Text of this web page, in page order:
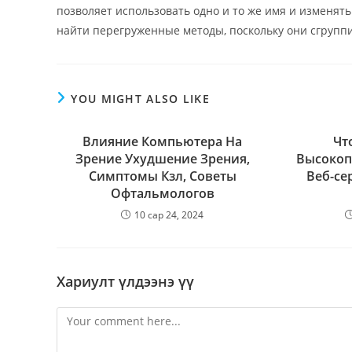
позволяет использовать одно и то же имя и
найти перегруженные методы, поскольку они
YOU MIGHT ALSO LIKE
Влияние Компьютера На
Зрение Ухудшение Зрения,
Симптомы Кзл, Советы
Офтальмологов
10 сар 24, 2024
Веб-
Хариулт үлдээнэ үү
Comment